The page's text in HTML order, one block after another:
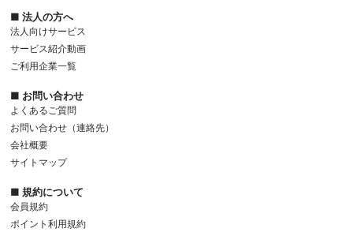
■ 法人の方へ
法人向けサービス
サービス紹介動画
ご利用企業一覧
■ お問い合わせ
よくあるご質問
お問い合わせ（連絡先）
会社概要
サイトマップ
■ 規約について
会員規約
ポイント利用規約